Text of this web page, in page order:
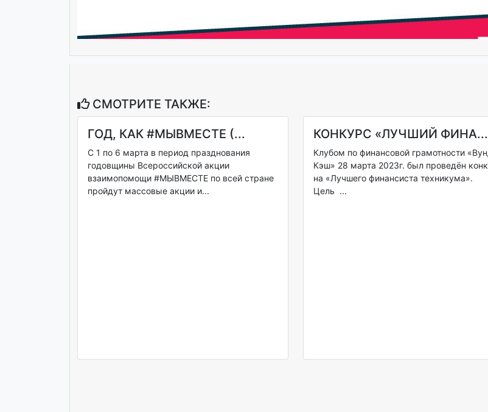
СМОТРИТЕ ТАКЖЕ:
ГОД, КАК #МЫВМЕСТЕ (...
С 1 по 6 марта в период празднования
годовщины Всероссийской акции
взаимопомощи #МЫВМЕСТЕ по всей стране
пройдут массовые акции и...
КОНКУРС «ЛУЧШИЙ ФИНА...
Клубом по финансовой грамотности
Кэш» 28 марта 2023г. был проведён
на «Лучшего финансиста техникума».
Цель ...